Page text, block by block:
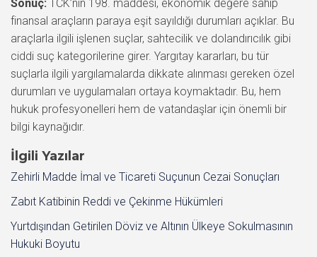
Sonuç: TCK’nın 198. maddesi, ekonomik değere sahip
finansal araçların paraya eşit sayıldığı durumları açıklar. Bu
araçlarla ilgili işlenen suçlar, sahtecilik ve dolandırıcılık gibi
ciddi suç kategorilerine girer. Yargıtay kararları, bu tür
suçlarla ilgili yargılamalarda dikkate alınması gereken özel
durumları ve uygulamaları ortaya koymaktadır. Bu, hem
hukuk profesyonelleri hem de vatandaşlar için önemli bir
bilgi kaynağıdır.
İlgili Yazılar
Zehirli Madde İmal ve Ticareti Suçunun Cezai Sonuçları
Zabıt Katibinin Reddi ve Çekinme Hükümleri
Yurtdışından Getirilen Döviz ve Altının Ülkeye Sokulmasının
Hukuki Boyutu